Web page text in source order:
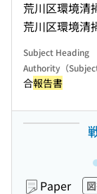
荒川区環境清
荒川区環境清
Subject Heading
Authority（
合報告書
Paper